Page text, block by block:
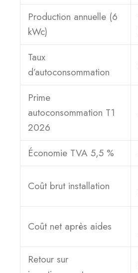
Production annuelle (6
kWc)
Taux
d’autoconsommation
Prime
autoconsommation T1
2026
Économie TVA 5,5 %
Coût brut installation
Coût net après aides
Retour sur